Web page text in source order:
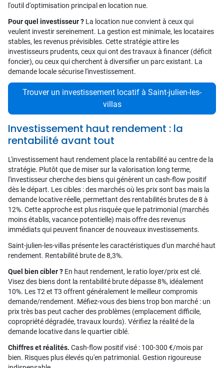
l'outil d'optimisation principal en location nue.
Pour quel investisseur ? La location nue convient à ceux qui
veulent investir sereinement. La gestion est minimale, les locataires
stables, les revenus prévisibles. Cette stratégie attire les
investisseurs prudents, ceux qui ont des travaux à financer (déficit
foncier), ou ceux qui cherchent à diversifier un parc existant. La
demande locale sécurise l'investissement.
Trouver un investissement locatif à Saint-julien-les-
villas
Investissement haut rendement : la
rentabilité avant tout
L'investissement haut rendement place la rentabilité au centre de la
stratégie. Plutôt que de miser sur la valorisation long terme,
l'investisseur cherche des biens qui génèrent un cash-flow positif
dès le départ. Les cibles : des marchés où les prix sont bas mais la
demande locative réelle, permettant des rentabilités brutes de 8 à
12%. Cette approche est plus risquée que le patrimonial (marchés
moins établis, vacance potentielle) mais offre des revenus
immédiats qui peuvent financer de nouveaux investissements.
Saint-julien-les-villas présente les caractéristiques d'un marché haut
rendement. Rentabilité brute de 8,3%.
Quel bien cibler ? En haut rendement, le ratio loyer/prix est clé.
Visez des biens dont la rentabilité brute dépasse 8%, idéalement
10%. Les T2 et T3 offrent généralement le meilleur compromis
demande/rendement. Méfiez-vous des biens trop bon marché : un
prix très bas peut cacher des problèmes (emplacement difficile,
copropriété dégradée, travaux lourds). Vérifiez la réalité de la
demande locative dans le quartier ciblé.
Chiffres et réalités. Cash-flow positif visé : 100-300 €/mois par
bien. Risques plus élevés qu'en patrimonial. Gestion rigoureuse